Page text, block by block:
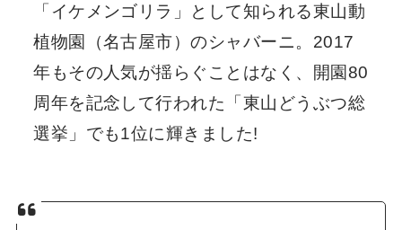
「イケメンゴリラ」として知られる東山動
植物園（名古屋市）のシャバーニ。2017
年もその人気が揺らぐことはなく、開園80
周年を記念して行われた「東山どうぶつ総
選挙」でも1位に輝きました!